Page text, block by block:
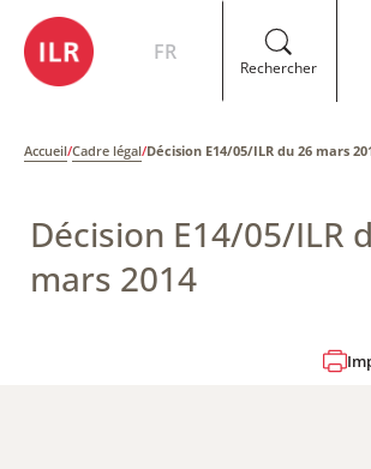
FR
Rechercher
Accueil/Cadre légal/Décision E14/05/ILR du 26 mars
Décision E14/05/ILR
mars 2014